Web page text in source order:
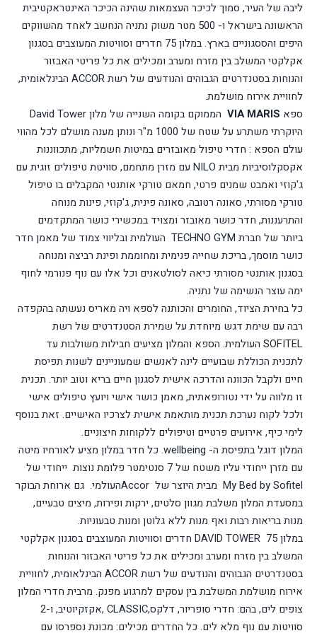
ליבה של העיר, סמוך לכיכר העצמאות שהינה הכיכר האינטראקטיבית
הראשונה בישראל ו- 500 מטר משוק נתניה הנחשב לאחד מהשווקים
היפים והססגוניים בארץ. במלון75 חדרים וסוויטות המעוצבים בסגנון
אקלקטי המשלב בין מזרח ומערב ומכילים את כל פריטי האבזור
והנוחות בסטנדרטים הגבוהים והנודעים של רשתACCOR הבינלאומית,
לחוויית אירוח מושלמת.
ספא VIA MARIS הממוקם בקומה השנייה של מלוןDavid Tower
היוקרתי משתרע על שטח של 1000 מ"ר ונותן מענה מושלם לכל מהווי
עולם הספא : חדרי טיפול מאובזרים במיטות חשמליות, מתכווננות
אקסקלוסיביות מבית NILO עם מזרן מתחמם, סוויטת טיפולים זוגית עם
ג'קוזי ואמבט שמנים פרטי, חמאם טורקי אותנטי המקבלים בו טיפול
טורקי מסורתי, סאונה רטובה, סאונה פינית, ג'קוזי, פינות מנוחה
והתרעננות, חדר כושר מאובזר ומצויד במכשירי כושר המתקדמים
ביותר של חברת TECHNO GYM העולמית ובליווי צמוד של מאמן חדר
כושר מוסמך, בריכת שחייה פנימית ומחוממת ופינת רביצה ומנוחה
בסגנון אותנטי מסורתי כיאה לסולטאנים וכל אלו עם נוף פנורמי לחוף
ימה עוצר הנשימה של נתניה.
כל בחירת הציוד, החומרים והכותנה לספא ויה מאריס נעשתה בהקפדה
רבה עם שימת דגש מיוחדת על שמירת הסטנדרטים של רשת
SOFITEL העולמית. הספא והמלון מציעים חבילות משולבות עד
לתכנית הכוללת שבועיים לינה לאנשים שמעוניינים לשנות תפיסת
חיים ולקבל הכוונה והדרכה אישית לסגנון חיים בריא וטוב יותר. תכנית
זו מלווה על ידי נטורופאתית, מאמן כושר אישי ויועץ טיפולים אישי
ולכל לקוח נערכת תכנית מותאמת אישית לצרכיו האישיים. זאת בנוסף
לימי כיף, אירועים פרטיים וטיפולים ללקוחות חיצוניים.
המלון דוגל בתפיסת ה- wellbeing. כל חדר במלון מציע לאורחיו מיטה
עם מזרן ייחודי עליו משטח של 7 סנטימטר פלומת נוצות ייחודי של
My Bed by Sofitel מבית היוצר של Accorהעולמי. גם ארוחת הבוקר
במסעדת המלון משלבת מגוון סלטים, ירקות ופירות, מיצים טבעיים,
מנות בריאות רבות ואף מנות ללא גלוטן ומנות טבעוניות.
במלוןDAVID TOWER 75 חדרים וסוויטות המעוצבים בסגנון אקלקטי
המשלב בין מזרח ומערב ומכילים את כל פריטי האבזור והנוחות
בסטנדרטים הגבוהים והנודעים של רשתACCOR הבינלאומית, לחוויית
אירוח מושלמת המשלבת בין עסקים למרגוע מפנק. מרבית חדרי המלון
צופים לים, בהם: חדרי סופריור, דלקס,CLASSIC
,אקזקיוטיב, ו-2
סוויטות עם נוף מלא לים. כל החדרים מכילים: מכונת נספרסו עם